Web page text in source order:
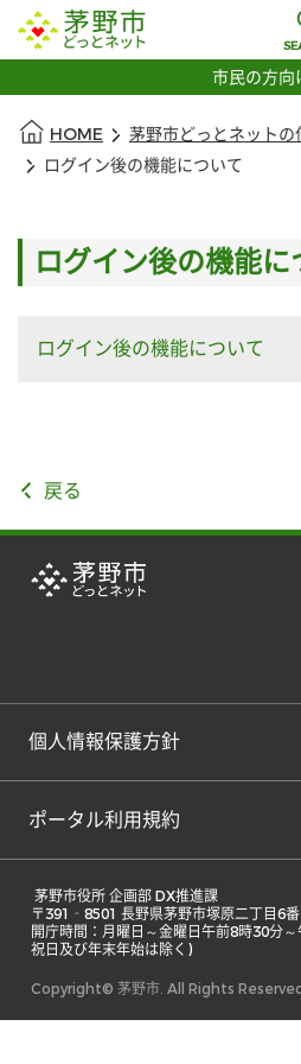
市民の方向
HOME
ログイン後の機能について
ログイン後の機能に
ログイン後の機能について
戻る
個人情報保護方針
ポータル利用規約
茅野市役所 企画部 DX推進課
〒391‐8501 長野県茅野市塚原二丁目6
開庁時間：月曜日～金曜日午前8時30分～
祝日及び年末年始は除く)
Copyright© 茅野市. All Rights